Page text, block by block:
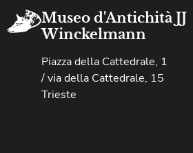
Museo d'Antichità JJ
Winckelmann
Piazza della Cattedrale, 1
/ via della Cattedrale, 15
Trieste